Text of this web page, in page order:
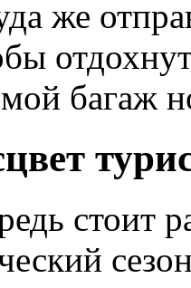
же
багаж
стоит